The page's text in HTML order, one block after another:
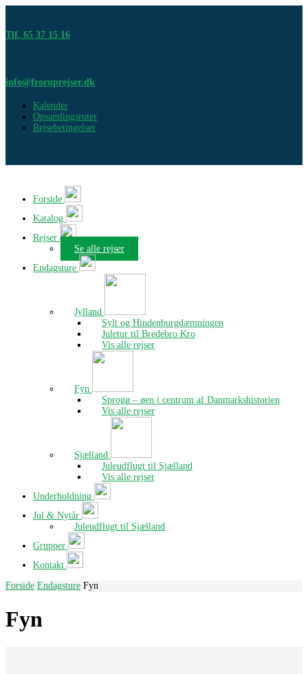
Tlf. 65 37 15 16
info@froruprejser.dk
Kalender
Opsamlingsruter
Rejsebetingelser
Forside
Katalog
Rejser
Se alle rejser
Endagsture
Jylland
Sylt og Hindenburgdæmningen
Juletur til Bredebro Kro
Vis alle rejser
Fyn
Sprogø – øen i centrum af Danmarkshistorien
Vis alle rejser
Sjælland
Juleudflugt til Sjælland
Vis alle rejser
Underholdning
Jul & Nytår
Juleudflugt til Sjælland
Grupper
Kontakt
Forside Endagsture Fyn
Fyn